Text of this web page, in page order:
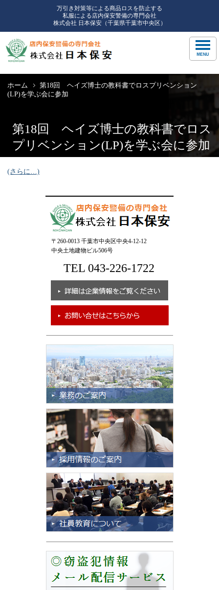
万引き対策等による商品ロスを防止する
私服による店内保安警備の専門会社
株式会社 日本保安（千葉県千葉市中央区）
ホーム
第18回 ヘイズ博士の教科書でロスプリベンション
(LP)を学ぶ会に参加
第18回 ヘイズ博士の教科書でロス
プリベンション(LP)を学ぶ会に参加
(さらに…)
〒260-0013 千葉市中央区中央4-12-12
中央土地建物ビル506号
TEL 043-226-1722